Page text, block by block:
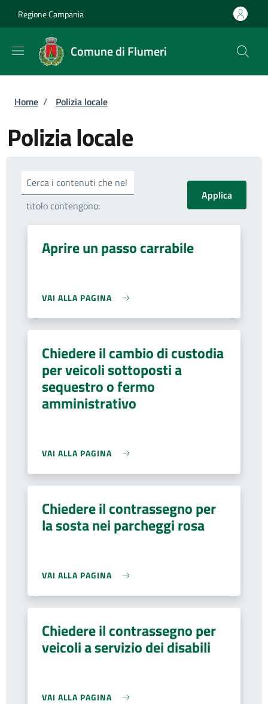
Regione Campania
Comune di Flumeri
Briciole di pane
Home / Polizia locale
Polizia locale
Cerca i contenuti che nel
titolo contengono:
Aprire un passo carrabile
VAI ALLA PAGINA
Chiedere il cambio di custodia
per veicoli sottoposti a
sequestro o fermo
amministrativo
VAI ALLA PAGINA
Chiedere il contrassegno per
la sosta nei parcheggi rosa
VAI ALLA PAGINA
Chiedere il contrassegno per
veicoli a servizio dei disabili
VAI ALLA PAGINA